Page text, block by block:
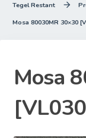
Tegel Restant 
Mosa 80030MR 30×30
Mosa